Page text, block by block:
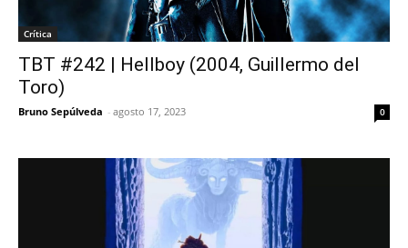
Crítica
TBT #242 | Hellboy (2004, Guillermo del
Toro)
Bruno Sepúlveda - agosto 17, 2023 0